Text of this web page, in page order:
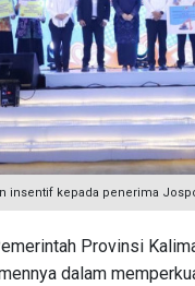
insentif kepada penerima
Provinsi
dalam